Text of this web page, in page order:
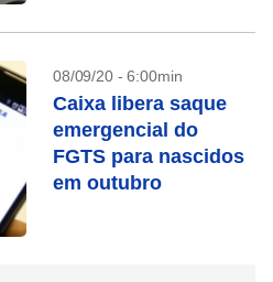
08/09/20 - 6:00min
Caixa libera saque
emergencial do
FGTS para nascidos
em outubro